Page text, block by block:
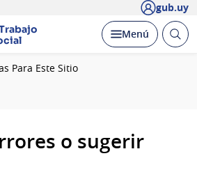
gub.uy
Desplegar
Menú Abrir
Para Este Sitio
o sugerir